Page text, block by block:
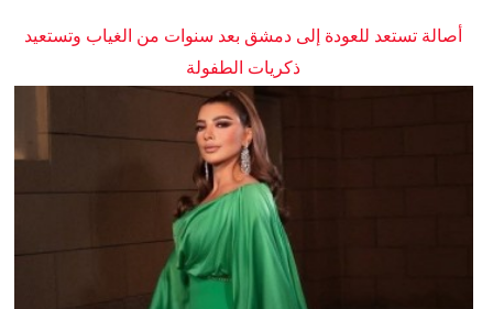
أصالة تستعد للعودة إلى دمشق بعد سنوات من الغياب وتستعيد
ذكريات الطفولة